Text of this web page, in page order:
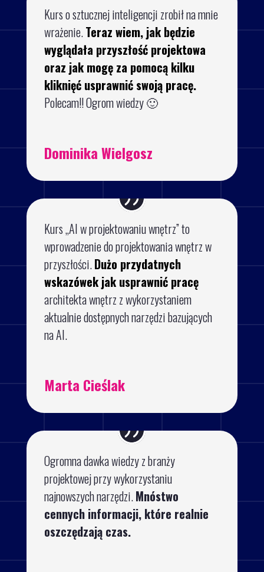
Kurs o sztucznej inteligencji zrobił na mnie
wrażenie.Teraz wiem, jak będzie
wyglądała przyszłość projektowa
oraz jak mogę za pomocą kilku
kliknięć usprawnić swoją pracę.
Polecam!! Ogrom wiedzy 🙂
Dominika Wielgosz
Kurs „AI w projektowaniu wnętrz” to
wprowadzenie do projektowania wnętrz w
przyszłości.Dużo przydatnych
wskazówek jak usprawnić pracę
architekta wnętrz z wykorzystaniem
aktualnie dostępnych narzędzi bazujących
na AI.
Marta Cieślak
Ogromna dawka wiedzy z branży
projektowej przy wykorzystaniu
najnowszych narzędzi.Mnóstwo
cennych informacji, które realnie
oszczędzają czas.